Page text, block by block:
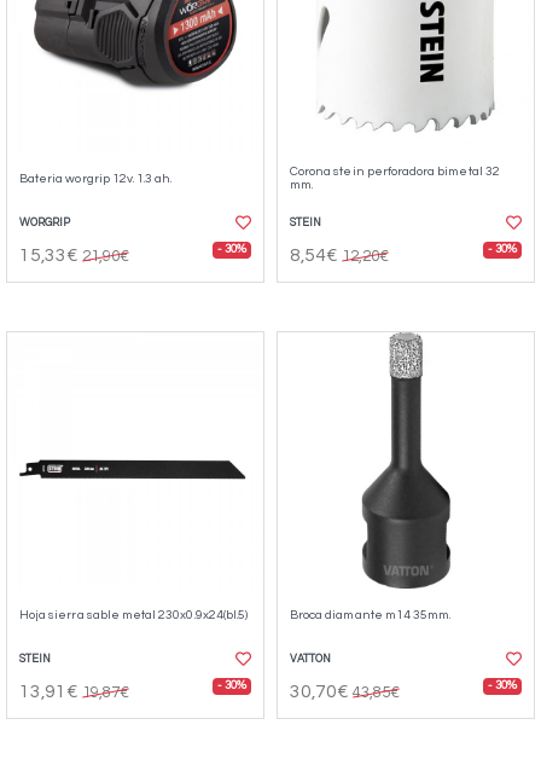
Bateria worgrip 12v. 1.3 ah.
WORGRIP
15,33€ 21,90€ - 30%
Corona stein perforadora bimetal 32
mm.
STEIN
8,54€ 12,20€ - 30%
Hoja sierra sable metal 230x0.9x24(bl.5)
STEIN
13,91€ 19,87€ - 30%
Broca diamante m14 35mm.
VATTON
30,70€ 43,85€ - 30%